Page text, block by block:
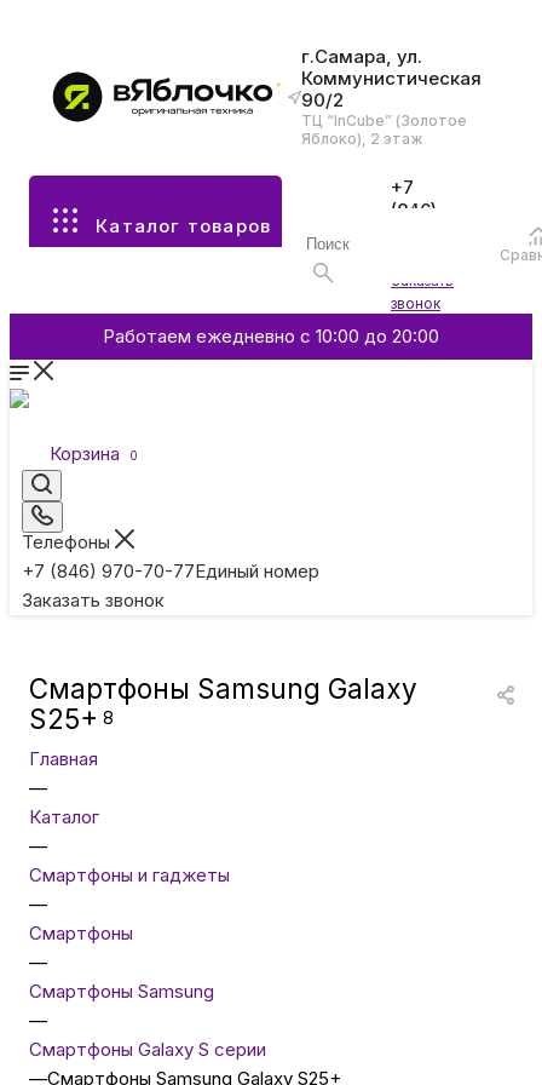
г.Самара, ул.
Коммунистическая
90/2
ТЦ “InCube” (Золотое
Яблоко), 2 этаж
Каталог товаров
+7
(846)
Заказать
звонок
Работаем ежедневно с 10:00 до 20:00
Корзина 0
Телефоны
+7 (846) 970-70-77Единый номер
Заказать звонок
Все разделы каталога
Аксессуары
Смартфоны и гаджеты
Умные кольца
ТВ и проекторы
Смартфоны Samsung Galaxy
S25+ 8
Главная
—
Каталог
—
Смартфоны и гаджеты
—
Смартфоны
—
Смартфоны Samsung
—
Смартфоны Galaxy S серии
—Смартфоны Samsung Galaxy S25+